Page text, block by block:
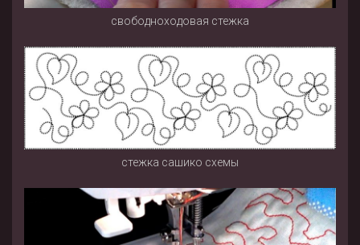
свободноходовая стежка
стежка сашико схемы